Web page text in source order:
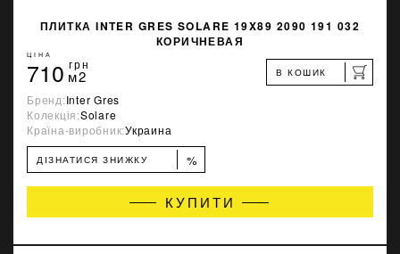
ПЛИТКА INTER GRES SOLARE 19X89 2090 191 032
КОРИЧНЕВАЯ
ЦІНА
710 грн
м2 В КОШИК
Бренд:Inter Gres
Колекція:Solare
Країна-виробник:Украина
ДІЗНАТИСЯ ЗНИЖКУ %
КУПИТИ